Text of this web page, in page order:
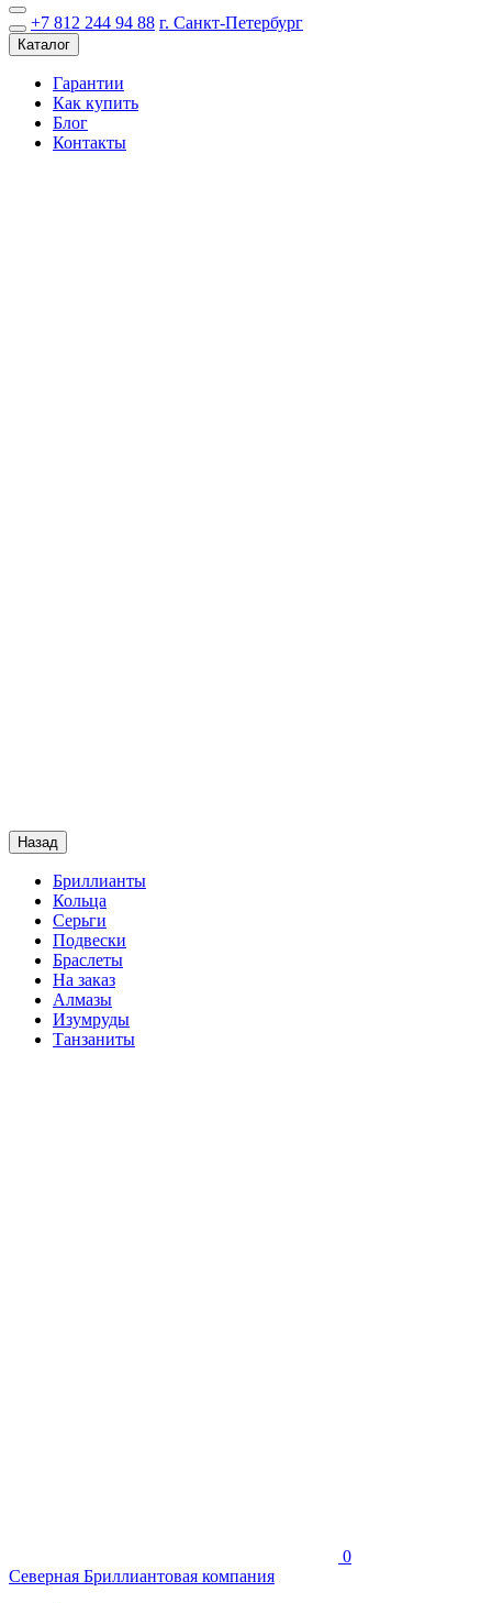
+7 812 244 94 88 г. Санкт-Петербург
Каталог
Гарантии
Как купить
Блог
Контакты
Назад
Бриллианты
Кольца
Серьги
Подвески
Браслеты
На заказ
Алмазы
Изумруды
Танзаниты
0
Северная Бриллиантовая компания